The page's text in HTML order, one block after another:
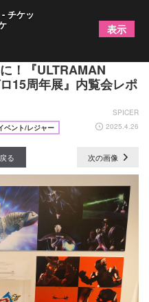
ー・ウルトラマンゼロ
！『ULTRAMAN
15周年展』内覧会レポ
SPICER
ベント/レジャー 2025.4.26
る 次の画像
チケッ
表示